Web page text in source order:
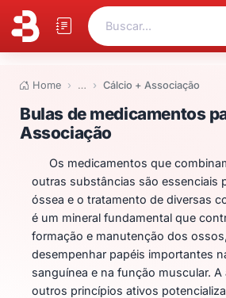
Buscar...
Home … Cálcio + Associação
Bulas de
Bulas de medicamentos
Associação
Os medicamentos que
outras substâncias são essenciais
óssea e o tratamento de diversas
é um mineral fundamental que
formação e manutenção dos
desempenhar papéis importantes
sanguínea e na função muscular.
outros princípios ativos